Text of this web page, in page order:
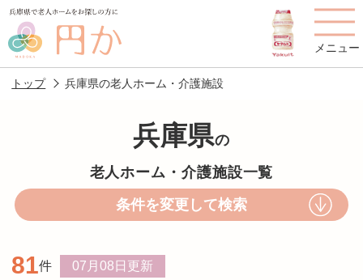
メニュー
老人ホームを
円かについて 費用について
老人ホームの種類
トップ 兵庫県の老人ホーム・介護施設
兵庫県の
老人ホーム・介護施設一覧
条件を変更して検索
81件 07月08日 更新